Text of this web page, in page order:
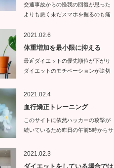
交通事故からの怪我の回復が思った
よりも悪く未だスマホを握るのも痛
2021.02.6
体重増加を最小限に抑える
最近ダイエットの優先順位が下がり
ダイエットのモチベーションが途切
2021.02.4
血行矯正トレーニング
このサイトに依然ハッカーの攻撃が
続いているため昨日の午前5時からサ
2021.02.3
ダイエットをしている場合では